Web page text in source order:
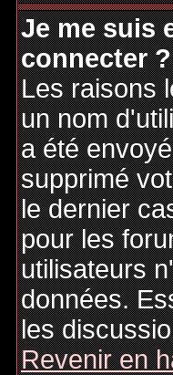
Je me suis
connecter
Les raisons
un nom
a été
supprimé
le dernier
pour les
utilisateurs
données.
les
Revenir en